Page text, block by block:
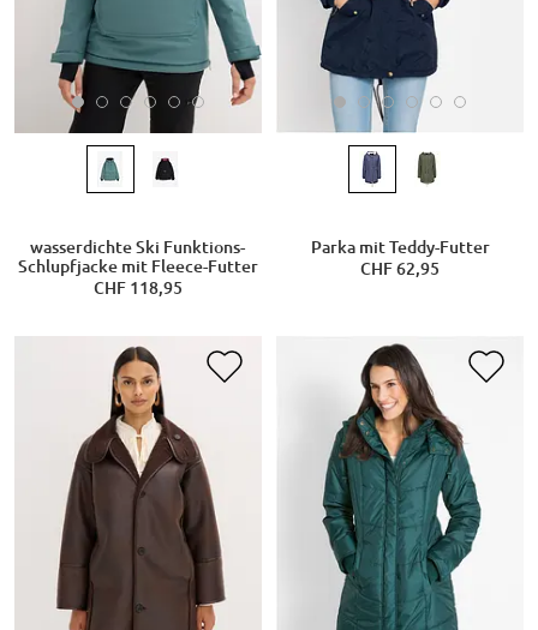
wasserdichte Ski Funktions-
Schlupfjacke mit Fleece-Futter
CHF 118,95
Parka mit Teddy-Futter
CHF 62,95